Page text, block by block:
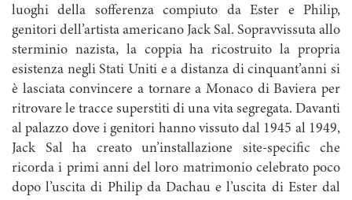
luoghi della sofferenza compiuto da Ester e Philip,
genitori dell’artista americano Jack Sal. Sopravvissuta allo
sterminio nazista, la coppia ha ricostruito la propria
esistenza negli Stati Uniti e a distanza di cinquant’anni si
è lasciata convincere a tornare a Monaco di Baviera per
ritrovare le tracce superstiti di una vita segregata. Davanti
al palazzo dove i genitori hanno vissuto dal 1945 al 1949,
Jack Sal ha creato un’installazione site-specific che
ricorda i primi anni del loro matrimonio celebrato poco
dopo l’uscita di Philip da Dachau e l’uscita di Ester dal